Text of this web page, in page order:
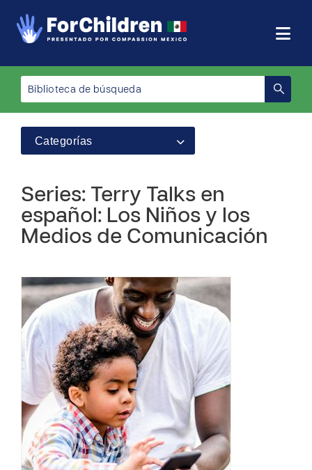
Categorías
Series: Terry Talks en
español: Los Niños y los
Medios de Comunicación